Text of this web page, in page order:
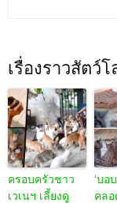
เรื่องราวสัตว์
ครอบครัวชาว
เวเนฯ เลี้ยงดู
‘บอ
คล